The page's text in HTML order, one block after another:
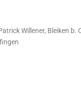
Willener, Bleiken b.